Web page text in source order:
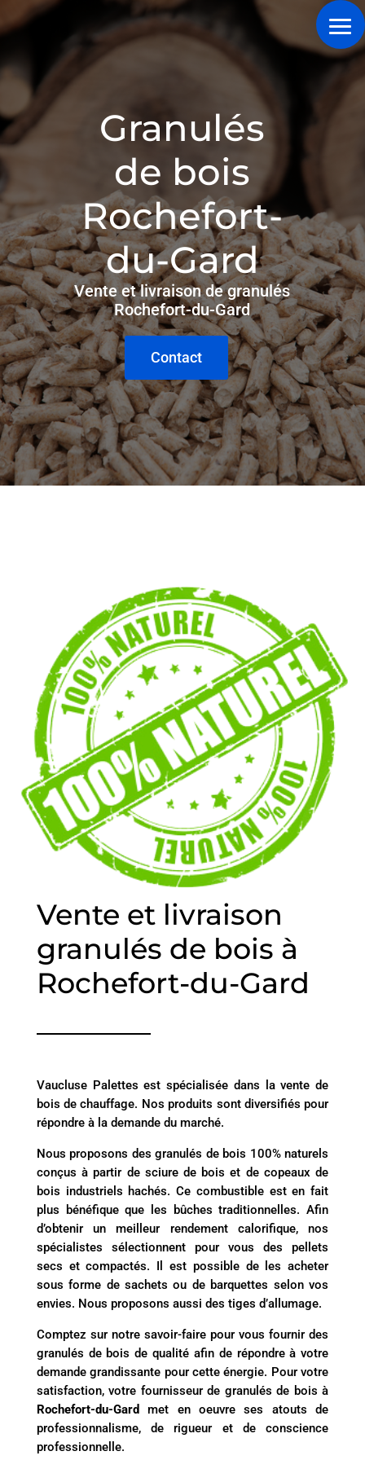
Granulés
de bois
Rochefort-
du-Gard
Vente et livraison de granulés
Rochefort-du-Gard
Contact
Vente et livraison
granulés de bois à
Rochefort-du-Gard
Vaucluse Palettes est spécialisée dans la vente de
bois de chauffage. Nos produits sont diversifiés pour
répondre à la demande du marché.
Nous proposons des granulés de bois 100% naturels
conçus à partir de sciure de bois et de copeaux de
bois industriels hachés. Ce combustible est en fait
plus bénéfique que les bûches traditionnelles. Afin
d’obtenir un meilleur rendement calorifique, nos
spécialistes sélectionnent pour vous des pellets
secs et compactés. Il est possible de les acheter
sous forme de sachets ou de barquettes selon vos
envies. Nous proposons aussi des tiges d’allumage.
Comptez sur notre savoir-faire pour vous fournir des
granulés de bois de qualité afin de répondre à votre
demande grandissante pour cette énergie. Pour votre
satisfaction, votre fournisseur de granulés de bois à
Rochefort-du-Gard met en oeuvre ses atouts de
professionnalisme, de rigueur et de conscience
professionnelle.